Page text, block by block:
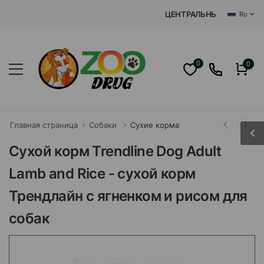
ЦЕНТРАЛЬНЫЙ ИНТЕРНЕТ
Ru
0 0
Главная страница Собаки Сухие корма
Сухой корм Trendline Dog Adult
Lamb and Rice - сухой корм
Трендлайн с ягненком и рисом для
собак